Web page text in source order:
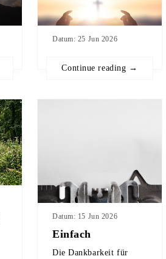
Datum: 25 Jun 2026
Continue reading →
Einfach
Datum: 15 Jun 2026
Die Dankbarkeit für